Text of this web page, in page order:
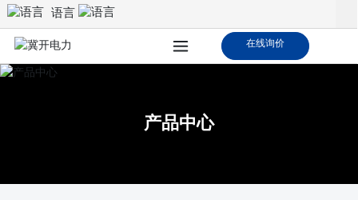
语言
在线询价
产品中心